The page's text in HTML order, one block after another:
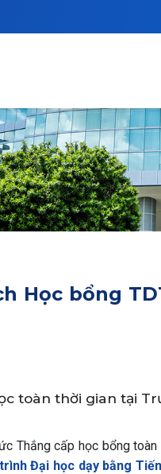
Học bổng
toàn thời gian tại
Thắng cấp học bổng
Đại học dạy bằng